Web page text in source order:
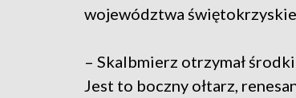
województwa
– Skalbmierz otrzymał
Jest to boczny ołtarz,